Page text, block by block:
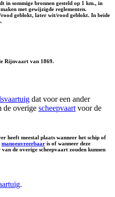
in sommige bronnen gesteld op 1 km., in
met gewijzigde reglementen.
geblokt, later wit/rood geblokt. In beide
Rijnvaart van 1869.
dat voor een ander
de overige scheepvaart voor de
heeft meestal plaats wanneer het schip of
manoeuvreerbaar is of wanneer deze
de overige scheepvaart zouden kunnen
.